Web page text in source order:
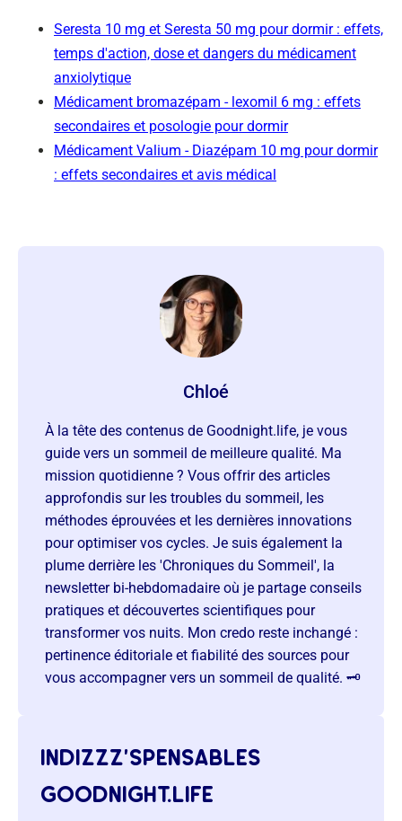
Seresta 10 mg et Seresta 50 mg pour dormir : effets,
temps d'action, dose et dangers du médicament
anxiolytique
Médicament bromazépam - lexomil 6 mg : effets
secondaires et posologie pour dormir
Médicament Valium - Diazépam 10 mg pour dormir
: effets secondaires et avis médical
Chloé
À la tête des contenus de Goodnight.life, je vous
guide vers un sommeil de meilleure qualité. Ma
mission quotidienne ? Vous offrir des articles
approfondis sur les troubles du sommeil, les
méthodes éprouvées et les dernières innovations
pour optimiser vos cycles. Je suis également la
plume derrière les 'Chroniques du Sommeil', la
newsletter bi-hebdomadaire où je partage conseils
pratiques et découvertes scientifiques pour
transformer vos nuits. Mon credo reste inchangé :
pertinence éditoriale et fiabilité des sources pour
vous accompagner vers un sommeil de qualité. 🗝️
indizzz’spensables
goodnight.life